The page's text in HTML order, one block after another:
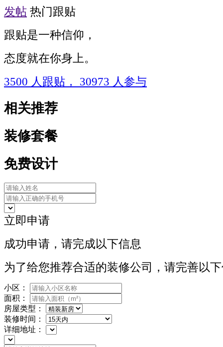
发帖 热门跟贴
跟贴是一种信仰，
态度就在你身上。
3500 人跟贴， 30973 人参与
相关推荐
装修套餐
免费设计
立即申请
成功申请，请完成以下信息
为了给您推荐合适的装修公司，请完善以
小区：
面积：
房屋类型：
装修时间：
详细地址：